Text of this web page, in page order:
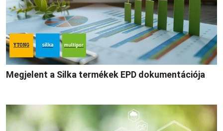
Megjelent a Silka termékek EPD dokumentációja